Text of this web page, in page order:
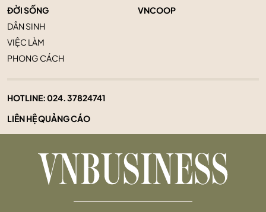
ĐỜI SỐNG
DÂN SINH
VIỆC LÀM
PHONG CÁCH
VNCOOP
HOTLINE:024. 37824741
LIÊN HỆ QUẢNG CÁO